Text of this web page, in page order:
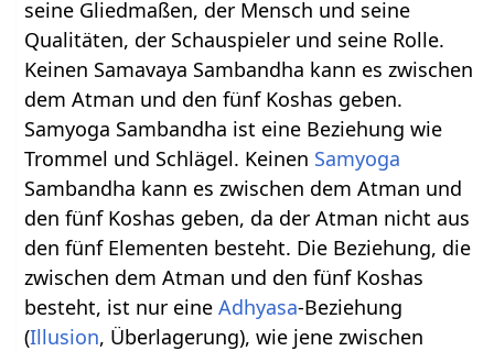
seine Gliedmaßen, der Mensch und seine
Qualitäten, der Schauspieler und seine Rolle.
Keinen Samavaya Sambandha kann es zwischen
dem Atman und den fünf Koshas geben.
Samyoga Sambandha ist eine Beziehung wie
Trommel und Schlägel. Keinen Samyoga
Sambandha kann es zwischen dem Atman und
den fünf Koshas geben, da der Atman nicht aus
den fünf Elementen besteht. Die Beziehung, die
zwischen dem Atman und den fünf Koshas
besteht, ist nur eineAdhyasa-Beziehung
(Illusion, Überlagerung), wie jene zwischen